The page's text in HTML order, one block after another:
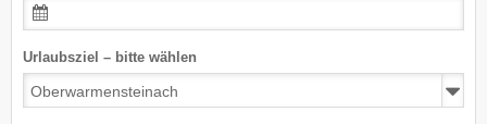
Urlaubsziel – bitte wählen